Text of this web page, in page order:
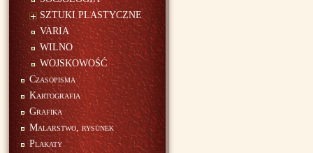
SZTUKI PLASTYCZNE
VARIA
WILNO
WOJSKOWOŚĆ
Czasopisma
Kartografia
Grafika
Malarstwo, rysunek
Plakaty